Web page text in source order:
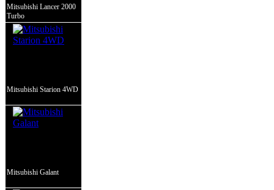
Mitsubishi Lancer 2000
Turbo
Mitsubishi Starion 4WD
Mitsubishi Galant